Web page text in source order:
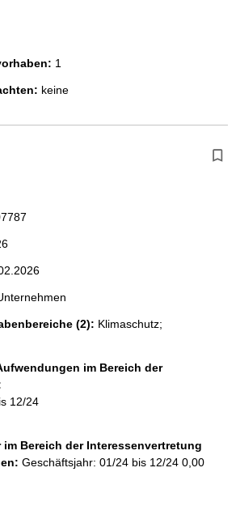
1
keine
(2): Klimaschutz;
im Bereich der
12/24
Bereich der Interessenvertretung
Geschäftsjahr: 01/24 bis 12/24 0,00